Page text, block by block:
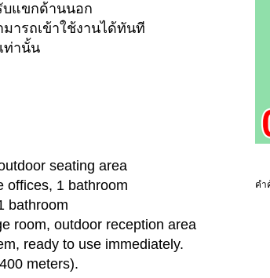
บแขกด้านนอก
ารถเข้าใช้งานได้ทันที
ท่านั้น
seating area
offices, 1 bathroom
bathroom
room, outdoor reception area
ready to use immediately.
meters).
คำ